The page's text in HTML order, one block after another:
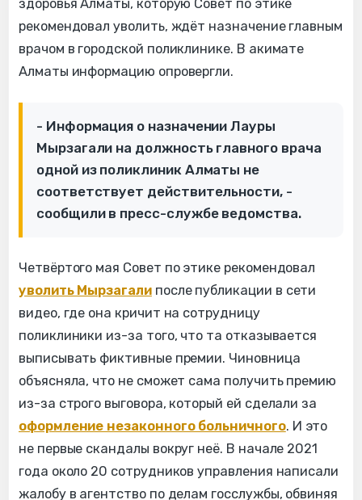
здоровья Алматы, которую Совет по этике
рекомендовал уволить, ждёт назначение главным
врачом в городской поликлинике. В акимате
Алматы информацию опровергли.
- Информация о назначении Лауры
Мырзагали на должность главного врача
одной из поликлиник Алматы не
соответствует действительности, -
сообщили в пресс-службе ведомства.
Четвёртого мая Совет по этике рекомендовал
уволить Мырзагалипосле публикации в сети
видео, где она кричит на сотрудницу
поликлиники из-за того, что та отказывается
выписывать фиктивные премии. Чиновница
объясняла, что не сможет сама получить премию
из-за строго выговора, который ей сделали за
оформление незаконного больничного. И это
не первые скандалы вокруг неё. В начале 2021
года около 20 сотрудников управления написали
жалобу в агентство по делам госслужбы, обвиняя